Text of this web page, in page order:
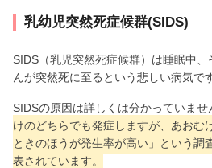
乳幼児突然死症候群(SIDS)
SIDS（乳児突然死症候群）は睡眠中
んが突然死に至るという悲しい病気で
SIDSの原因は詳しくは分かっていませ
けのどちらでも発症しますが、あおむ
ときのほうが発生率が高い」という調
表されています。